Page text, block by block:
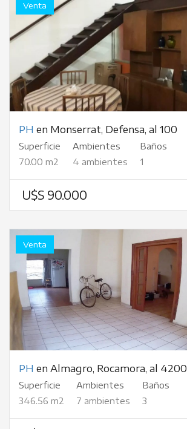
Venta
PH en Monserrat, Defensa, al 100
Superficie
70.00 m2
Ambientes
4 ambientes
Baños
1
U$S 90.000
Venta
PH en Almagro, Rocamora, al 4200
Superficie
346.56 m2
Ambientes
7 ambientes
Baños
3